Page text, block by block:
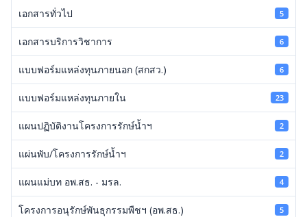
เอกสารทั่วไป 5
เอกสารบริการวิชาการ 6
แบบฟอร์มแหล่งทุนภายนอก (สกสว.) 6
แบบฟอร์มแหล่งทุนภายใน 23
แผนปฏิบัติงานโครงการรักษ์น้ำฯ 2
แผ่นพับ/โครงการรักษ์น้ำฯ 2
แผนแม่บท อพ.สธ. - มรล. 4
โครงการอนุรักษ์พันธุกรรมพืชฯ (อพ.สธ.) 5